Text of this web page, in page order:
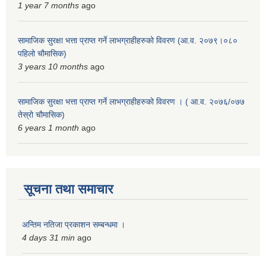
1 year 7 months ago
सामाजिक सुरक्षा भत्ता प्राप्त गर्ने लाभग्राहीहरुको विवरण (आ.व. २०७९।०८०
पहिलो चौमासिक)
3 years 10 months ago
सामाजिक सुरक्षा भत्ता प्राप्त गर्ने लाभग्राहीहरुको विवरण । ( आ.व. २०७६/०७७
तेस्रो चौमासिक)
6 years 1 month ago
सूचना तथा समाचार
अन्तिम नतिजा प्रकाशन सम्बन्धमा ।
4 days 31 min ago